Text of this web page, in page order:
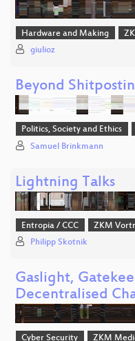
Hardware and Making
giulioz
Beyond
Politics, Society and Ethics
Samuel Brinkmann
Lightning Talks
Entropia / CCC ZKM
Philipp Skotnik
Gaslight,
Decentralised
Cyber Security ZKM